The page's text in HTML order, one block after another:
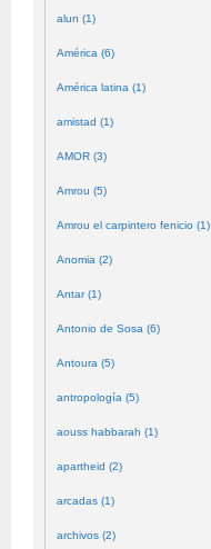
alun (1)
América (6)
América latina (1)
amistad (1)
AMOR (3)
Amrou (5)
Amrou el carpintero fenicio (1)
Anomia (2)
Antar (1)
Antonio de Sosa (6)
Antoura (5)
antropología (5)
aouss habbarah (1)
apartheid (2)
arcadas (1)
archivos (2)